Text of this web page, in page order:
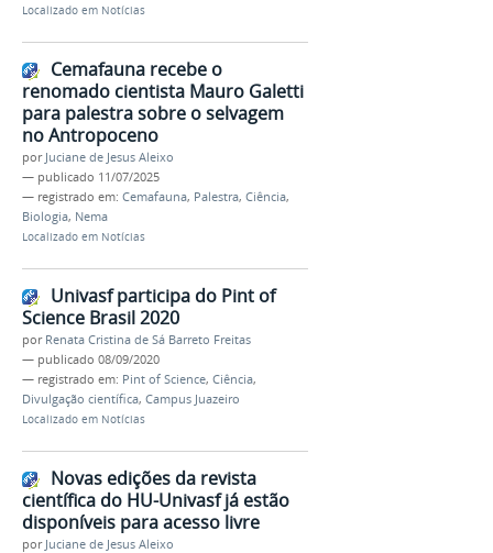
Localizado em Notícias
Cemafauna recebe o
renomado cientista Mauro Galetti
para palestra sobre o selvagem
no Antropoceno
por Juciane de Jesus Aleixo
— publicado 11/07/2025
— registrado em: Cemafauna, Palestra, Ciência,
Biologia, Nema
Localizado em Notícias
Univasf participa do Pint of
Science Brasil 2020
por Renata Cristina de Sá Barreto Freitas
— publicado 08/09/2020
— registrado em: Pint of Science, Ciência,
Divulgação científica, Campus Juazeiro
Localizado em Notícias
Novas edições da revista
científica do HU-Univasf já estão
disponíveis para acesso livre
por Juciane de Jesus Aleixo